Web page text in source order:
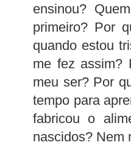
ensinou?
primeiro? Por
quando estou
me fez assim?
meu ser? Por
tempo para
fabricou o
nascidos? Nem